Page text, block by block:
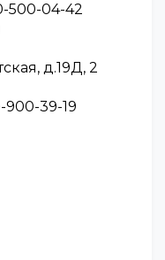
500-04-42
д.19Д, 2
900-39-19